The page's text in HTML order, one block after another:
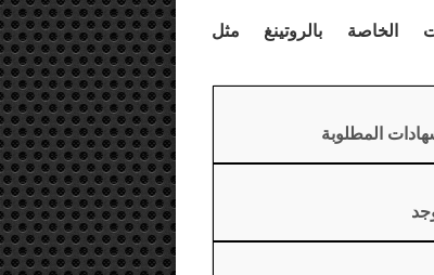
الخاصة بالروتينغ مثل
المطلوبة